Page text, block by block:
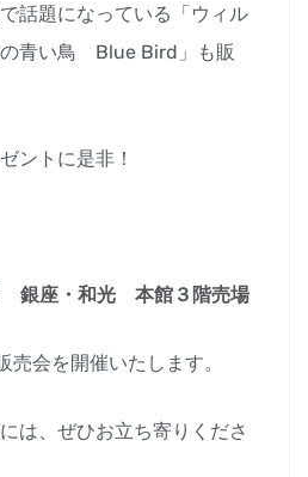
話題になっている「ウィル
の青い鳥 Blue Bird」も販
ントに是非！
銀座・和光 本館３階売場
売会を開催いたします。
は、ぜひお立ち寄りくださ